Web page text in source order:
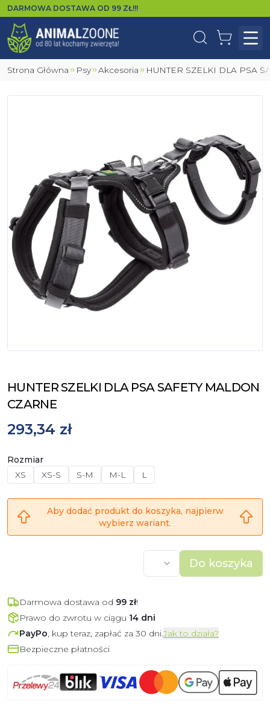
DARMOWA DOSTAWA OD 99 ZŁ!!!
WyszukajKoszyk
Strona Główna Psy Akcesoria HUNTER SZELKI DLA PSA
HUNTER SZELKI DLA PSA SAFETY MALDON
CZARNE
293,34 zł
Rozmiar
XS
XS-S S-M M-L L
Aby dodać produkt do koszyka, najpierw
wybierz wariant.
Do koszyka
Darmowa dostawa od 99 zł!
Prawo do zwrotu w ciągu 14 dni
PayPo, kup teraz, zapłać za 30 dni.Jak to działa?
Bezpieczne płatności